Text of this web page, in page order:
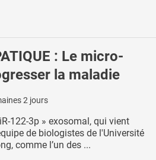
: Le micro-
la maladie
2 jours
122-3p » exosomal, qui vient
de biologistes de l'Université
comme l’un des ...